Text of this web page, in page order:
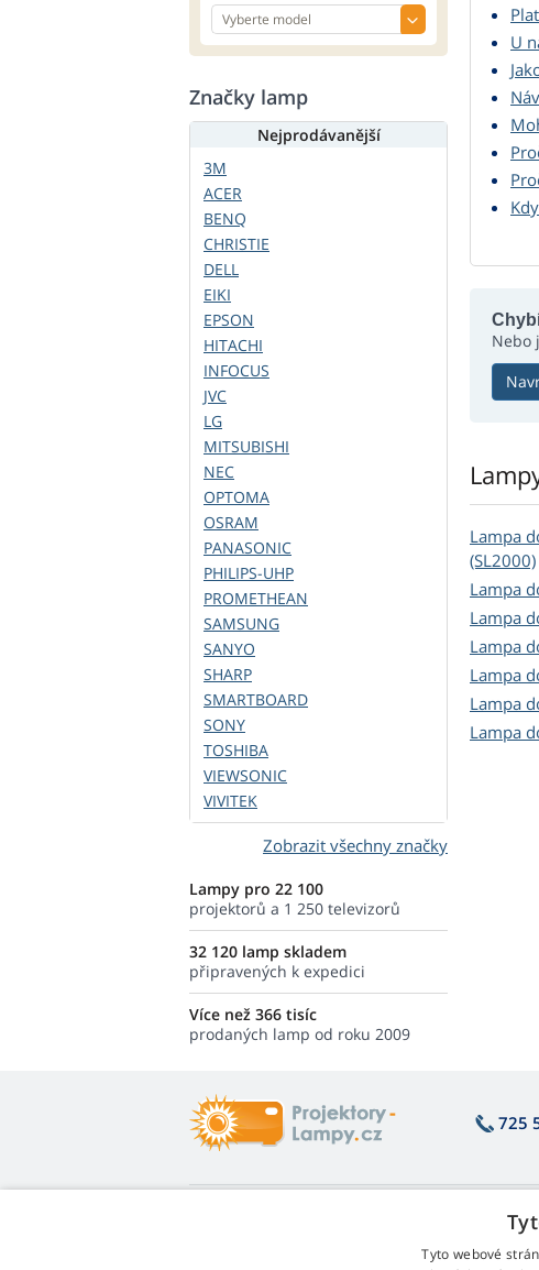
U
Nebo
Lampa
(SL2000)
Lampa
Lampa
Lampa
Lampa
Lampa
Lampa
Značky lamp
Nejprodávanější
3M
ACER
BENQ
CHRISTIE
DELL
EIKI
EPSON
HITACHI
INFOCUS
JVC
LG
MITSUBISHI
NEC
OPTOMA
OSRAM
PANASONIC
PHILIPS-UHP
PROMETHEAN
SAMSUNG
SANYO
SHARP
SMARTBOARD
SONY
TOSHIBA
VIEWSONIC
VIVITEK
Zobrazit všechny značky
Lampy pro 22 100
projektorů a 1 250 televizorů
32 120 lamp skladem
připravených k expedici
Více než 366 tisíc
prodaných lamp od roku 2009
725
O
Vrácení
Tyto webové